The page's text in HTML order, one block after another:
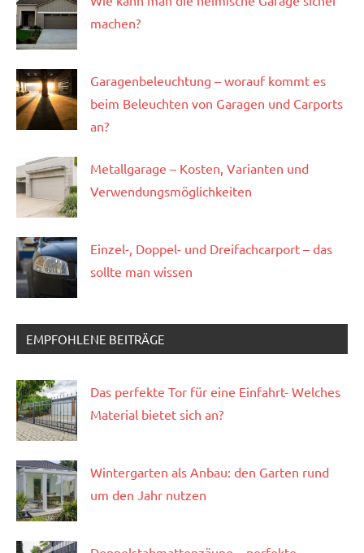
machen?
Garagenbeleuchtung – worauf kommt es
beim Beleuchten von Garagen und Carports
an?
Metallgarage – Kosten, Varianten und
Verwendungsmöglichkeiten
Einzel-, Doppel- und Dreifachcarport – das
sollte man wissen
EMPFOHLENE BEITRÄGE
Das perfekte Tor für eine Einfahrt- Welches
Material bietet sich an?
Wintergarten als Anbau: den Garten rund
um den Jahr nutzen